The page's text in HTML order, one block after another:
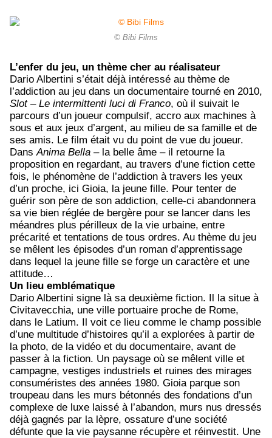
© Bibi Films
L’enfer du jeu, un thème cher au réalisateur
Dario Albertini s’était déjà intéressé au thème de
l’addiction au jeu dans un documentaire tourné en 2010,
Slot – Le intermittenti luci di Franco, où il suivait le
parcours d’un joueur compulsif, accro aux machines à
sous et aux jeux d’argent, au milieu de sa famille et de
ses amis. Le film était vu du point de vue du joueur.
DansAnima Bella – la belle âme – il retourne la
proposition en regardant, au travers d’une fiction cette
fois, le phénomène de l’addiction à travers les yeux
d’un proche, ici Gioia, la jeune fille. Pour tenter de
guérir son père de son addiction, celle-ci abandonnera
sa vie bien réglée de bergère pour se lancer dans les
méandres plus périlleux de la vie urbaine, entre
précarité et tentations de tous ordres. Au thème du jeu
se mêlent les épisodes d’un roman d’apprentissage
dans lequel la jeune fille se forge un caractère et une
attitude…
Un lieu emblématique
Dario Albertini signe là sa deuxième fiction. Il la situe à
Civitavecchia, une ville portuaire proche de Rome,
dans le Latium. Il voit ce lieu comme le champ possible
d’une multitude d’histoires qu’il a explorées à partir de
la photo, de la vidéo et du documentaire, avant de
passer à la fiction. Un paysage où se mêlent ville et
campagne, vestiges industriels et ruines des mirages
consuméristes des années 1980. Gioia parque son
troupeau dans les murs bétonnés des fondations d’un
complexe de luxe laissé à l’abandon, murs nus dressés
déjà gagnés par la lèpre, ossature d’une société
défunte que la vie paysanne récupère et réinvestit. Une